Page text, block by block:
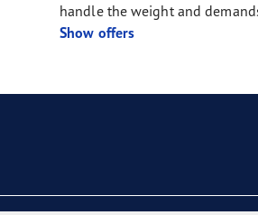
handle the weight and
Show offers